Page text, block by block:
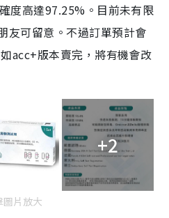
度高達97.25%。目前未有限
友可留意。不過訂單預計會
acc+版本賣完，將有機會改
+2
圖片放大